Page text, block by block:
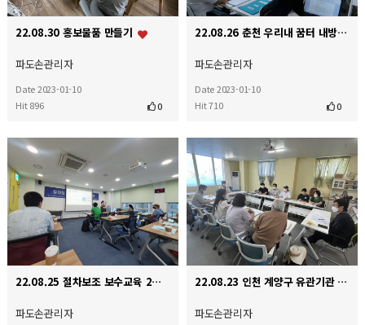
22.08.30 홍보물품 만들기
파도손관리자
Date 2023-01-10
Hit 896
0
22.08.26 춘천 우리내 꿈터 내방
파도손관리자
Date 2023-01-10
Hit 710
0
22.08.25 절차보조 보수교육 2일째
파도손관리자
22.08.23 인천 계양구 유관기관 방문
파도손관리자